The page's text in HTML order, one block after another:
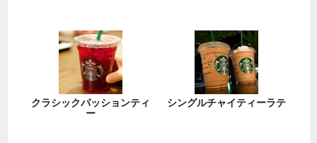
クラシックパッションティ
ー
シングルチャイティーラテ